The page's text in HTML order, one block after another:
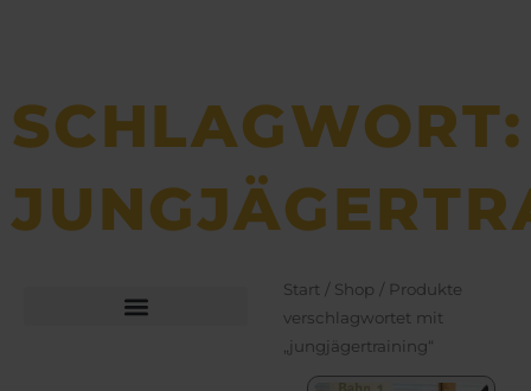
SCHLAGWORT:
Start / Shop / Produkte
verschlagwortet mit
„jungjägertraining“